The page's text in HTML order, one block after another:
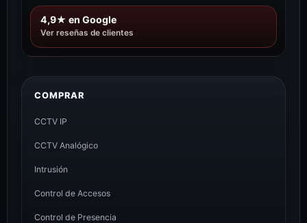
4,9★ en Google
Ver reseñas de clientes
COMPRAR
CCTV IP
CCTV Analógico
Intrusión
Control de Accesos
Control de Presencia